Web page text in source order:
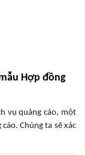
Hợp đồng
vụ quảng cáo, một
Chúng ta sẽ xác